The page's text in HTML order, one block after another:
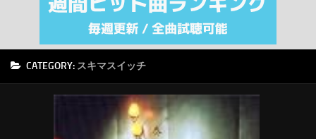
オリジナルiTunes週間トップソング
CATEGORY: スキマスイッチ